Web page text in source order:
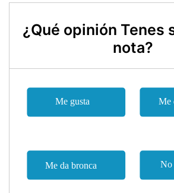
¿Qué opinión Tenes
nota?